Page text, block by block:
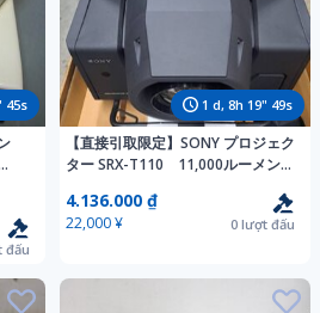
44s
đấu
1 d, 8h 19" 48s
【直接引取限定】SONY プロジェク
ター SRX-T110 11,000ルーメン
4.136.000 ₫
22,000 ¥ 0 lượt đấu